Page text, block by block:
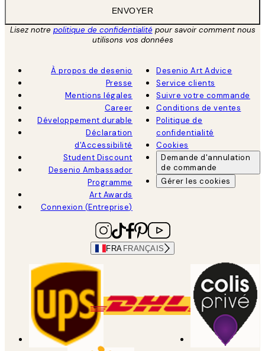
ENVOYER
Lisez notre politique de confidentialitépour savoir comment nous
utilisons vos données
À propos de desenio
Presse
Mentions légales
Career
Développement durable
Déclaration
d'Accessibilité
Student Discount
Desenio Ambassador
Programme
Art Awards
Connexion (Entreprise)
Desenio Art Advice
Service clients
Suivre votre commande
Conditions de ventes
Politique de
confidentialité
Cookies
Demande d'annulation
de commande
Gérer les cookies
FRA FRANÇAIS